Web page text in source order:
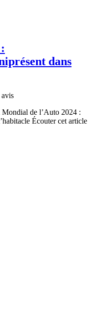
dans
avis
de l’Auto 2024 :
Écouter cet article